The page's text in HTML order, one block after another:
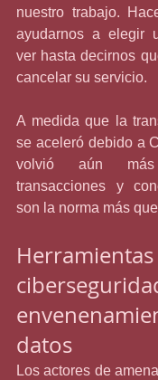
nuestro trabajo.
ayudarnos a elegir
ver hasta decirnos
cancelar su servicio.
A medida que la
se aceleró debido a
volvió aún
transacciones y
son la norma más
datos
Los actores de